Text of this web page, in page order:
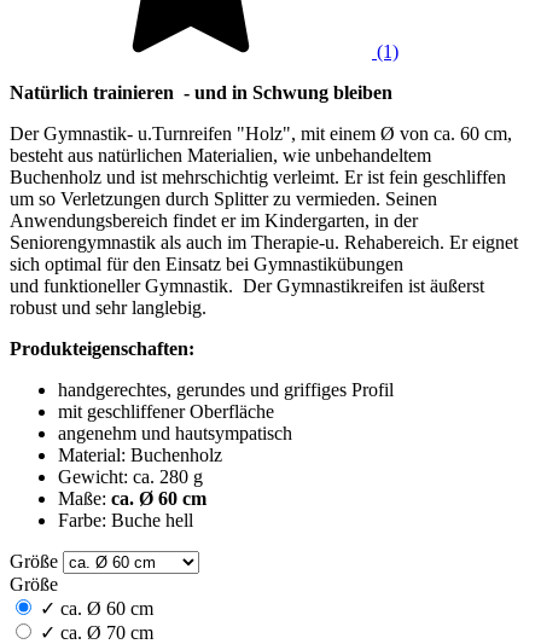
(1)
Natürlich trainieren - und in Schwung bleiben
Der Gymnastik- u.Turnreifen "Holz", mit einem Ø von ca. 60 cm,
besteht aus natürlichen Materialien, wie unbehandeltem
Buchenholz und ist mehrschichtig verleimt. Er ist fein geschliffen
um so Verletzungen durch Splitter zu vermieden. Seinen
Anwendungsbereich findet er im Kindergarten, in der
Seniorengymnastik als auch im Therapie-u. Rehabereich. Er eignet
sich optimal für den Einsatz bei Gymnastikübungen
und funktioneller Gymnastik. Der Gymnastikreifen ist äußerst
robust und sehr langlebig.
Produkteigenschaften:
handgerechtes, gerundes und griffiges Profil
mit geschliffener Oberfläche
angenehm und hautsympatisch
Material: Buchenholz
Gewicht: ca. 280 g
Maße: ca. Ø 60 cm
Farbe: Buche hell
Größe
Größe
✓ ca. Ø 60 cm
✓ ca. Ø 70 cm